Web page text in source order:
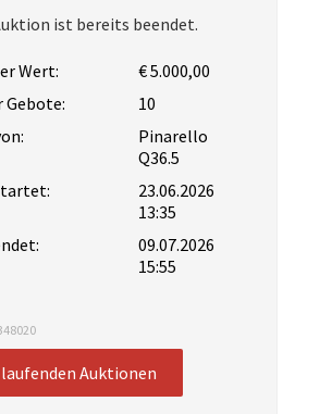
ist bereits beendet.
Wert:
€ 5.000,00
Gebote:
10
Pinarello
Q36.5
23.06.2026
13:35
09.07.2026
15:55
laufenden Auktionen